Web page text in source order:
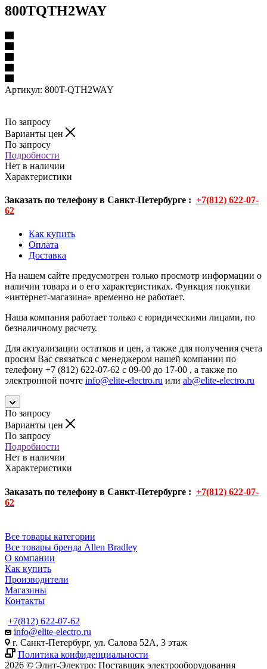
800TQTH2WAY
Артикул: 800T-QTH2WAY
По запросу
Варианты цен
По запросу
Подробности
Нет в наличии
Характеристики
Заказать по телефону в Санкт-Петербурге : +7(812) 622-07-
62
Как купить
Оплата
Доставка
На нашем сайте предусмотрен только просмотр информации о
наличии товара и о его характеристиках. Функция покупки
«интернет-магазина» временно не работает.
Наша компания работает только с юридическими лицами, по
безналичному расчету.
Для актуализации остатков и цен, а также для получения счета
просим Вас связаться с менеджером нашей компании по
телефону +7 (812) 622-07-62 с 09-00 до 17-00 , а также по
электронной почте info@elite-electro.ru или ab@elite-electro.ru
По запросу
Варианты цен
По запросу
Подробности
Нет в наличии
Характеристики
Заказать по телефону в Санкт-Петербурге : +7(812) 622-07-
62
Все товары категории
Все товары бренда Allen Bradley
О компании
Как купить
Производители
Магазины
Контакты
+7(812) 622-07-62
info@elite-electro.ru
г. Санкт-Петербург, ул. Салова 52А, 3 этаж
Политика конфиденциальности
2026 © Элит-Электро: Поставщик электрооборудования